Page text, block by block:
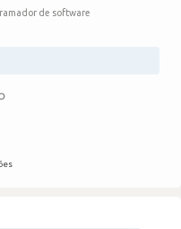
de software